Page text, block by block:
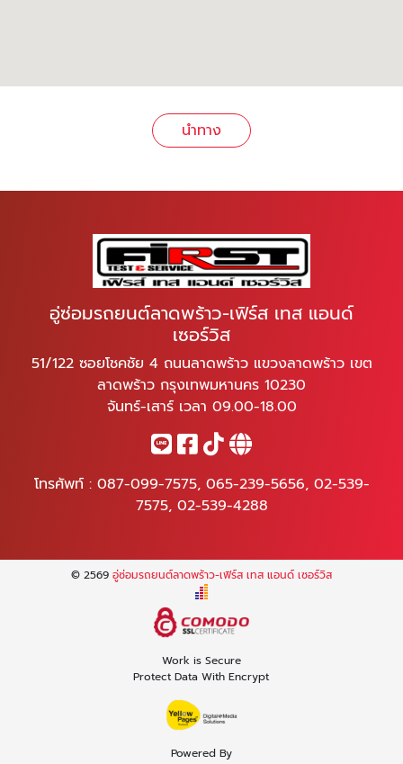
นำทาง
อู่ซ่อมรถยนต์ลาดพร้าว-เฟิร์ส เทส แอนด์
เซอร์วิส
51/122 ซอยโชคชัย 4 ถนนลาดพร้าว แขวงลาดพร้าว เขต
ลาดพร้าว กรุงเทพมหานคร 10230
จันทร์-เสาร์ เวลา 09.00-18.00
โทรศัพท์ : 087-099-7575, 065-239-5656, 02-539-
7575, 02-539-4288
© 2569 อู่ซ่อมรถยนต์ลาดพร้าว-เฟิร์ส เทส แอนด์ เซอร์วิส
Work is Secure
Protect Data With Encrypt
Powered By